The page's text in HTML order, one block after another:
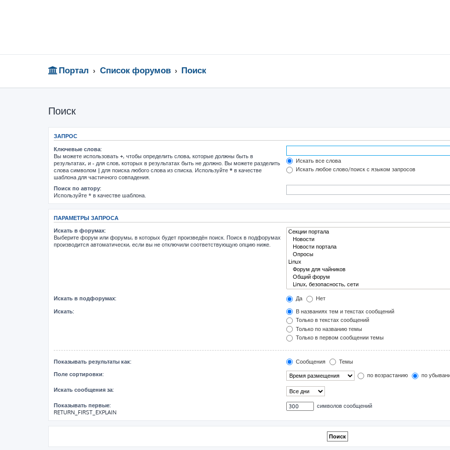
Портал Список форумов Поиск
Поиск
ЗАПРОС
Ключевые слова:
Вы можете использовать +, чтобы определить слова, которые должны быть в
результатах, и - для слов, которых в результатах быть не должно. Вы можете разделить
слова символом | для поиска любого слова из списка. Используйте * в качестве
шаблона для частичного совпадения.
Искать все слова
Искать любое слово/поиск с языком запросов
Поиск по автору:
Используйте * в качестве шаблона.
ПАРАМЕТРЫ ЗАПРОСА
Искать в форумах:
Выберите форум или форумы, в которых будет произведён поиск. Поиск в подфорумах
производится автоматически, если вы не отключили соответствующую опцию ниже.
Искать в подфорумах: Да
Нет
Искать:
В названиях тем и текстах сообщений
Только в текстах сообщений
Только по названию темы
Только в первом сообщении темы
Показывать результаты как: Сообщения
Темы
Поле сортировки:
по возрастанию по
Искать сообщения за:
Показывать первые:
RETURN_FIRST_EXPLAIN
символов сообщений